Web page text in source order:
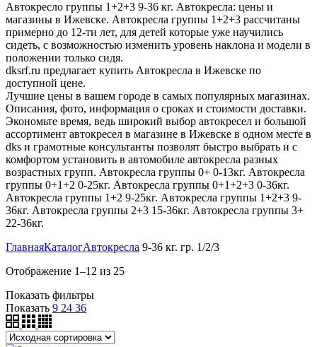
Автокресло группы 1+2+3 9-36 кг. Автокресла: цены и
магазины в Ижевске. Автокресла группы 1+2+3 рассчитаны
примерно до 12-ти лет, для детей которые уже научились
сидеть, с возможностью изменить уровень наклона и модели в
положении только сидя.
dksrf.ru предлагает купить Автокресла в Ижевске по
доступной цене.
Лучшие цены в вашем городе в самых популярных магазинах.
Описания, фото, информация о сроках и стоимости доставки.
Экономьте время, ведь широкий выбор автокресел и большой
ассортимент автокресел в магазине в Ижевске в одном месте в
dks и грамотные консультанты позволят быстро выбрать и с
комфортом установить в автомобиле автокресла разных
возрастных групп. Автокресла группы 0+ 0-13кг. Автокресла
группы 0+1+2 0-25кг. Автокресла группы 0+1+2+3 0-36кг.
Автокресла группы 1+2 9-25кг. Автокресла группы 1+2+3 9-
36кг. Автокресла группы 2+3 15-36кг. Автокресла группы 3+
22-36кг.
ГлавнаяКаталогАвтокресла 9-36 кг. гр. 1/2/3
Отображение 1–12 из 25
Показать фильтры
Показать 9 24 36